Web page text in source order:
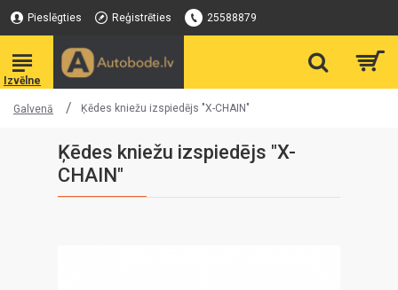
Pieslēgties Reģistrēties 25588879
Galvenā Ķēdes kniežu izspiedējs "X-CHAIN"
Ķēdes kniežu izspiedējs "X-
CHAIN"